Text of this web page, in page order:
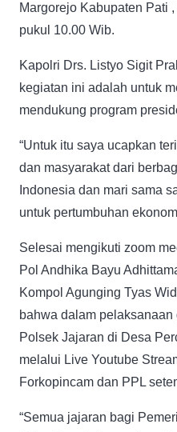
Margorejo Kabupaten Pati
pukul 10.00 Wib.
Kapolri Drs. Listyo Sigit
kegiatan ini adalah untuk
mendukung program
“Untuk itu saya ucapkan
dan masyarakat dari
Indonesia dan mari sama
untuk pertumbuhan
Selesai mengikuti zoom
Pol Andhika Bayu
Kompol Agunging Tyas
bahwa dalam
Polsek Jajaran di Desa
melalui Live Youtube
Forkopincam dan PPL
“Semua jajaran bagi